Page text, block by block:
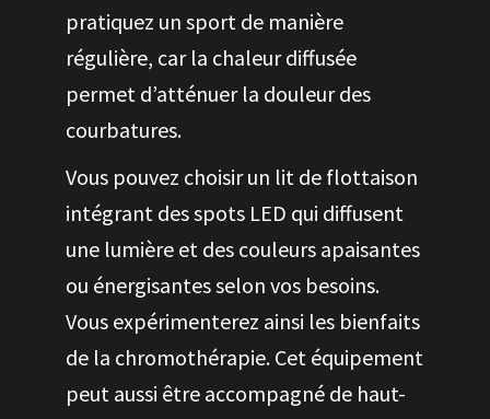
pratiquez un sport de manière
régulière, car la chaleur diffusée
permet d’atténuer la douleur des
courbatures.
Vous pouvez choisir un lit de flottaison
intégrant des spots LED qui diffusent
une lumière et des couleurs apaisantes
ou énergisantes selon vos besoins.
Vous expérimenterez ainsi les bienfaits
de la chromothérapie. Cet équipement
peut aussi être accompagné de haut-